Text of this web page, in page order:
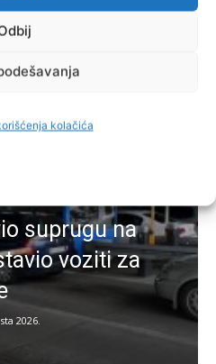
kolačića
suprugu na
voziti za
2026.